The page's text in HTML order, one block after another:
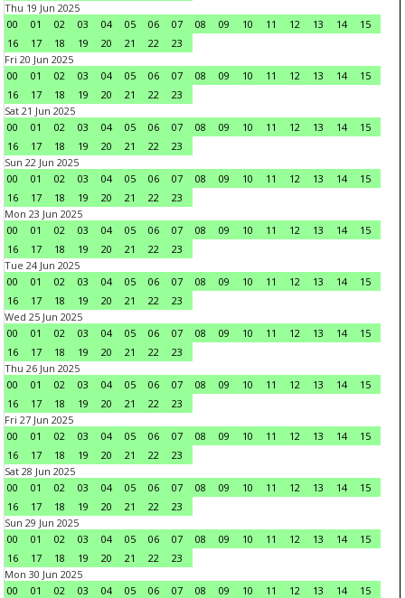
Thu 19 Jun 2025
00
01 02 03 04 05 06 07 08 09 10 11 12 13 14
15
16
17 18 19 20 21 22
23
Fri 20 Jun 2025
00
01 02 03 04 05 06 07 08 09 10 11 12 13 14
15
16
17 18 19 20 21 22
23
Sat 21 Jun 2025
00
01 02 03 04 05 06 07 08 09 10 11 12 13 14
15
16
17 18 19 20 21 22
23
Sun 22 Jun 2025
00
01 02 03 04 05 06 07 08 09 10 11 12 13 14
15
16
17 18 19 20 21 22
23
Mon 23 Jun 2025
00
01 02 03 04 05 06 07 08 09 10 11 12 13 14
15
16
17 18 19 20 21 22
23
Tue 24 Jun 2025
00
01 02 03 04 05 06 07 08 09 10 11 12 13 14
15
16
17 18 19 20 21 22
23
Wed 25 Jun 2025
00
01 02 03 04 05 06 07 08 09 10 11 12 13 14
15
16
17 18 19 20 21 22
23
Thu 26 Jun 2025
00
01 02 03 04 05 06 07 08 09 10 11 12 13 14
15
16
17 18 19 20 21 22
23
Fri 27 Jun 2025
00
01 02 03 04 05 06 07 08 09 10 11 12 13 14
15
16
17 18 19 20 21 22
23
Sat 28 Jun 2025
00
01 02 03 04 05 06 07 08 09 10 11 12 13 14
15
16
17 18 19 20 21 22
23
Sun 29 Jun 2025
00
01 02 03 04 05 06 07 08 09 10 11 12 13 14
15
16
17 18 19 20 21 22
23
Mon 30 Jun 2025
00
01 02 03 04 05 06 07 08 09 10 11 12 13 14 15